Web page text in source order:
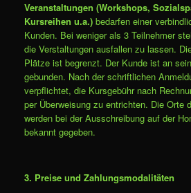
Veranstaltungen (Workshops,
Kursreihen u.a.) bedarfen einer
Kunden. Bei weniger als 3 Teilnehmer
die Verstaltungen ausfallen zu lassen.
Plätze ist begrenzt. Der Kunde ist an
gebunden. Nach der schriftlichen
verpflichtet, die Kursgebühr nach
per Überweisung zu entrichten. Die Orte
werden bei der Ausschreibung auf der
bekannt gegeben.
3. Preise und Zahlungsmodalitäten